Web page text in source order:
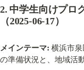
2. 中学生向けプロ
（2025-06-17）
メインテーマ: 横浜市
の準備状況と、地域活